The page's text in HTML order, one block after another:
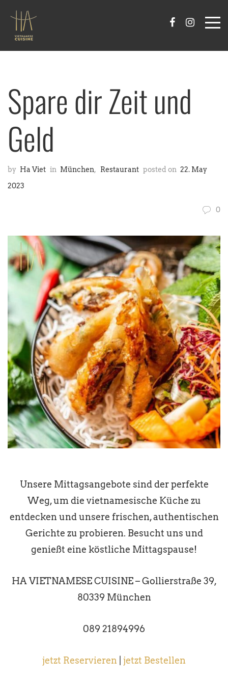
Spare dir Zeit und
Geld
by Ha Viet in München, Restaurant posted on 22. May
2023
0
Unsere Mittagsangebote sind der perfekte
Weg, um die vietnamesische Küche zu
entdecken und unsere frischen, authentischen
Gerichte zu probieren. Besucht uns und
genießt eine köstliche Mittagspause!
HA VIETNAMESE CUISINE – Gollierstraße 39,
80339 München
089 21894996
jetzt Reservieren jetzt Bestellen